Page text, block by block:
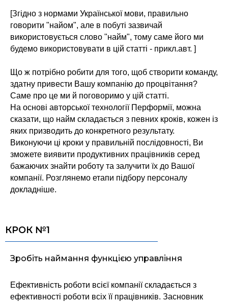
[Згідно з нормами Української мови, правильно
говорити "найом", але в побуті зазвичай
використовується слово "найм", тому саме його ми
будемо використовувати в цій статті - прикл.авт. ]
Що ж потрібно робити для того, щоб створити команду,
здатну привести Вашу компанію до процвітання?
Саме про це ми й поговоримо у цій статті.
На основі авторської технології Перформії, можна
сказати, що найм складається з певних кроків, кожен із
яких призводить до конкретного результату.
Виконуючи ці кроки у правильній послідовності, Ви
зможете виявити продуктивних працівників серед
бажаючих знайти роботу та залучити їх до Вашої
компанії. Розглянемо етапи підбору персоналу
докладніше.
КРОК №1
Зробіть наймання функцією управління
Ефективність роботи всієї компанії складається з
ефективності роботи всіх її працівників. Засновник